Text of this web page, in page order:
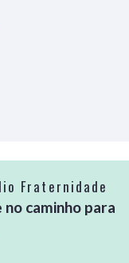
Fraternidade
caminho para